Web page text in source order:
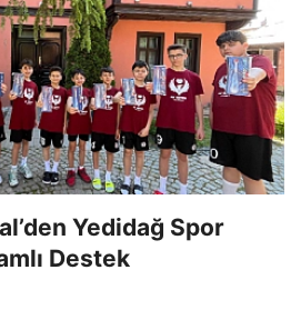
Yedidağ Spor
Destek